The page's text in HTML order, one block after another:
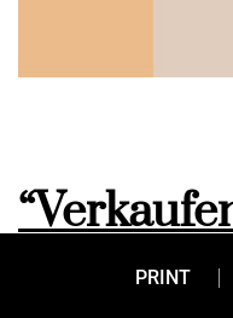
Frage”PRINT